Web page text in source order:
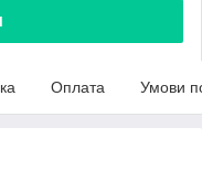
Оплата Умови